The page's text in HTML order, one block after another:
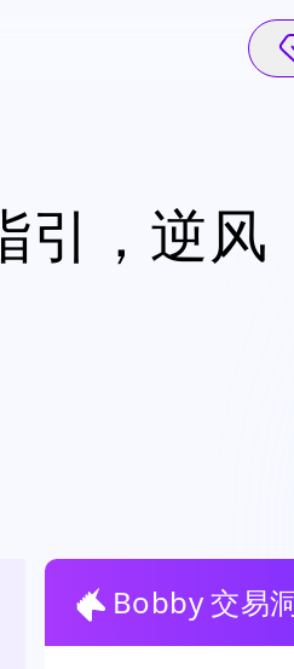
引，逆风
Bobby 交易